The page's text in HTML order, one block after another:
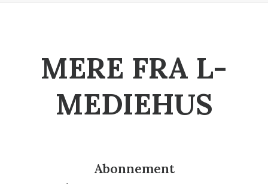
MERE FRA L-
MEDIEHUS
Abonnement